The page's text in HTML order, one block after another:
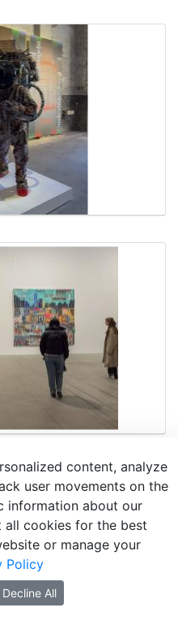
content, analyze
user movements on the
information about our
all cookies for the best
or manage your
Policy
Decline All